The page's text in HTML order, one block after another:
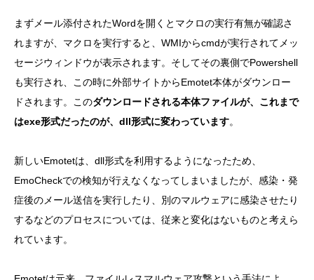
まずメール添付されたWordを開くとマクロの実行有無が確認さ
れますが、マクロを実行すると、WMIからcmdが実行されてメッ
セージウィンドウが表示されます。そしてその裏側でPowershell
も実行され、この時に外部サイトからEmotet本体がダウンロー
ドされます。このダウンロードされる本体ファイルが、これまで
はexe形式だったのが、dll形式に変わっています。
新しいEmotetは、dll形式を利用するようになったため、
EmoCheckでの検知が行えなくなってしまいましたが、感染・発
症後のメール送信を実行したり、別のマルウェアに感染させたり
するなどのプロセスについては、従来と変化はないものと考えら
れています。